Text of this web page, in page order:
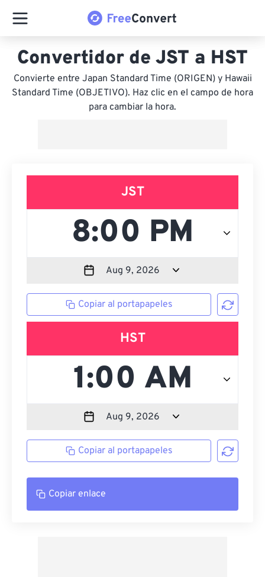
Convertidor de JST a HST
Convierte entre Japan Standard Time (ORIGEN) y Hawaii
Standard Time (OBJETIVO). Haz clic en el campo de hora
para cambiar la hora.
JST
Copiar al portapapeles
HST
Copiar al portapapeles
Copiar enlace